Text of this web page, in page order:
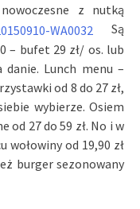
z nutką
Są
– bufet 29 zł/ os. lub
Lunch menu –
od 8 do 27 zł,
wybierze. Osiem
od 27 do 59 zł. No i w
wołowiny od 19,90 zł
burger sezonowany